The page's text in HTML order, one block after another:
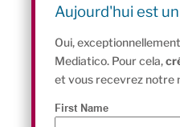
Aujourd'hui est
Oui,
Mediatico. Pour cela,
et vous recevrez notre
First Name